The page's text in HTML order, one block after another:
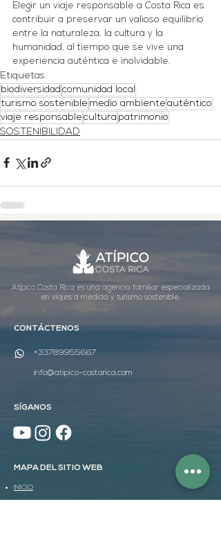
Elegir un viaje responsable a Costa Rica es
contribuir a preservar un valioso equilibrio
entre la naturaleza, la cultura y la
humanidad, al tiempo que se vive una
experiencia auténtica e inolvidable.
Etiquetas:
biodiversidad comunidad local
turismo sostenible medio ambienteauténtico
viaje responsablecultura patrimonio
SOSTENIBILIDAD
Atípico Costa Rica es una agencia familiar especializada
en viajes a medida y turismo sostenible.
CONTÁCTENOS
+33789955667
info@atipico-costarica.com
SÍGANOS
MAPA DEL SITIO WEB
INICIO